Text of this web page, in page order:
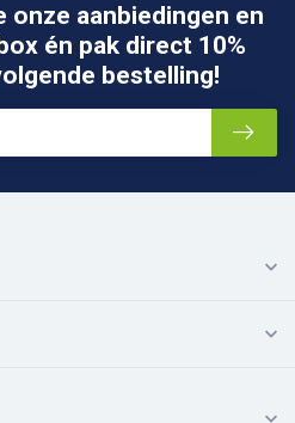
onze aanbiedingen en
én pak direct 10%
bestelling!